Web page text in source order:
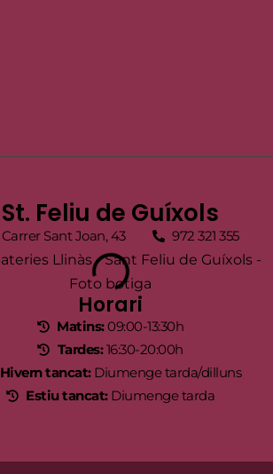
St. Feliu de Guíxols
Carrer Sant Joan, 43 972 321 355
Horari
Matins:09:00-13:30h
Tardes:16:30-20:00h
Hivern tancat:Diumenge tarda/dilluns
Estiu tancat:Diumenge tarda